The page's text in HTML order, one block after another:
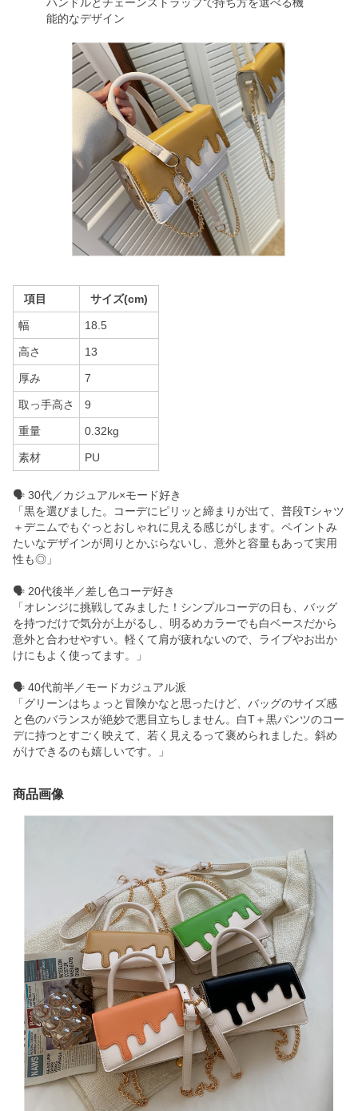
能的なデザイン
項目 サイズ(cm)
幅 18.5
高さ 13
厚み 7
取っ手高さ 9
重量 0.32kg
素材 PU
🗣 30代／カジュアル×モード好き
「黒を選びました。コーデにピリッと締まりが出て、普段Tシャツ
＋デニムでもぐっとおしゃれに見える感じがします。ペイントみ
たいなデザインが周りとかぶらないし、意外と容量もあって実用
性も◎」
🗣 20代後半／差し色コーデ好き
「オレンジに挑戦してみました！シンプルコーデの日も、バッグ
を持つだけで気分が上がるし、明るめカラーでも白ベースだから
意外と合わせやすい。軽くて肩が疲れないので、ライブやお出か
けにもよく使ってます。」
🗣 40代前半／モードカジュアル派
「グリーンはちょっと冒険かなと思ったけど、バッグのサイズ感
と色のバランスが絶妙で悪目立ちしません。白T＋黒パンツのコー
デに持つとすごく映えて、若く見えるって褒められました。斜め
がけできるのも嬉しいです。」
商品画像